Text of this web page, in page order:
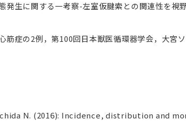
発生に関する一考察-左室仮腱索との関連性を視
筋症の2例，第100回日本獣医循環器学会，大宮
N. (2016): Incidence, distribution and